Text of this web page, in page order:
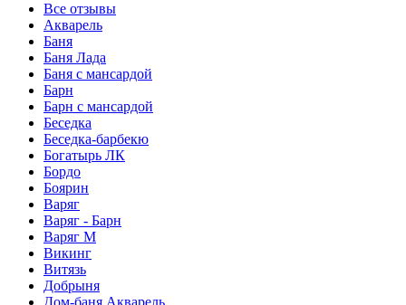
Все отзывы
Акварель
Баня
Баня Лада
Баня с мансардой
Барн
Барн с мансардой
Беседка
Беседка-барбекю
Богатырь ЛК
Бордо
Боярин
Варяг
Варяг - Барн
Варяг М
Викинг
Витязь
Добрыня